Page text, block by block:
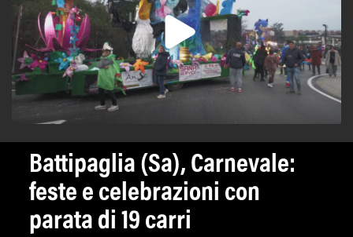
Battipaglia (Sa), Carnevale:
feste e celebrazioni con
parata di 19 carri